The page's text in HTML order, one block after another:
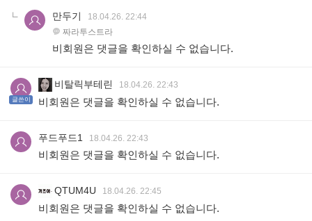
만두기
18.04.26. 22:44
짜라투스트라
비회원은 댓글을 확인하실 수 없습니다.
글쓴이
비탈릭부테린 18.04.26. 22:43
비회원은 댓글을 확인하실 수 없습니다.
푸드푸드1 18.04.26. 22:43
비회원은 댓글을 확인하실 수 없습니다.
QTUM4U 18.04.26. 22:45
비회원은 댓글을 확인하실 수 없습니다.